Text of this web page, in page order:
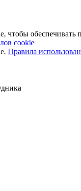
обеспечивать
cookie
Правила